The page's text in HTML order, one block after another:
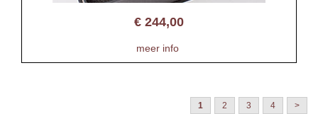
€ 244,00
meer info
1 2 3 4 >